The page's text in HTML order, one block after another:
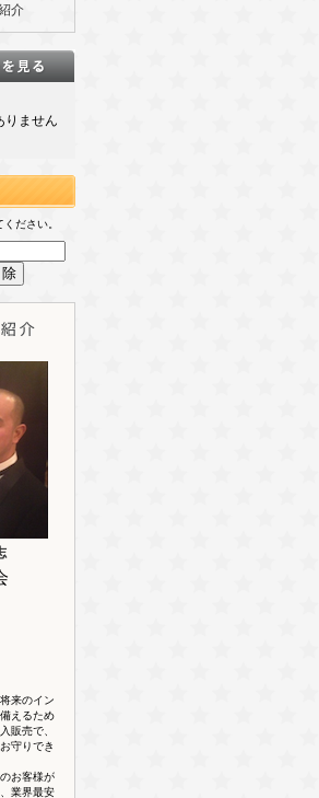
介
りません
ださい。
来のイン
えるため
販売で、
守りでき
お客様が
業界最安